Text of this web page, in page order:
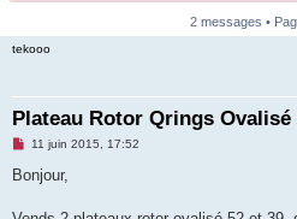
2 messages •
tekooo
Plateau Rotor Qrings Ovalisé
M
s
g
11 juin 2015, 17:52
Bonjour,